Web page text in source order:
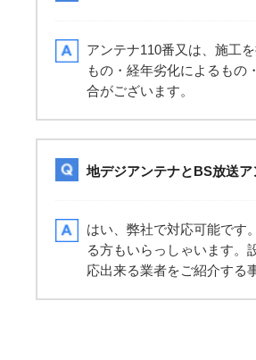
アンテナ110番又は、施工
もの・経年劣化によるもの
合がございます。
地デジアンテナとBS放送
はい、弊社で対応可能です
る方もいらっしゃいます。
応出来る業者をご紹介する